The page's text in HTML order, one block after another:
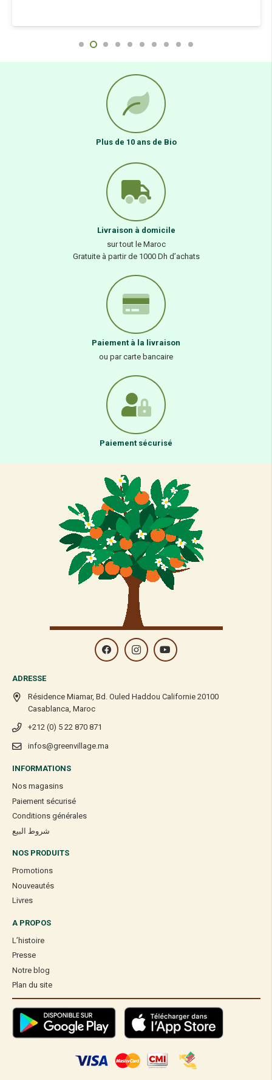
Plus de 10 ans de Bio
Livraison à domicile
sur tout le Maroc
Gratuite à partir de 1000 Dh d’achats
Paiement à la livraison
ou par carte bancaire
Paiement sécurisé
ADRESSE
Résidence Miamar, Bd. Ouled Haddou Californie 20100
Casablanca, Maroc
+212 (0) 5 22 870 871
infos@greenvillage.ma
INFORMATIONS
Nos magasins
Paiement sécurisé
Conditions générales
شروط البيع
NOS PRODUITS
Promotions
Nouveautés
Livres
A PROPOS
L’histoire
Presse
Notre blog
Plan du site